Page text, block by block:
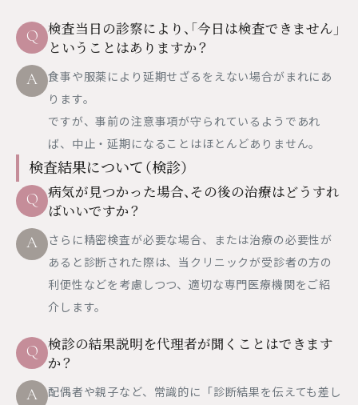
Q 検査当日の診察により、「今日は検査できません」
ということはありますか？
A
食事や服薬により延期せざるをえない場合がまれにあ
ります。
ですが、事前の注意事項が守られているようであれ
ば、中止・延期になることはほとんどありません。
検査結果について（検診）
Q 病気が見つかった場合、その後の治療はどうすれ
ばいいですか？
A
さらに精密検査が必要な場合、または治療の必要性が
あると診断された際は、当クリニックが受診者の方の
利便性などを考慮しつつ、適切な専門医療機関をご紹
介します。
Q 検診の結果説明を代理者が聞くことはできます
か？
A
配偶者や親子など、常識的に「診断結果を伝えても差し